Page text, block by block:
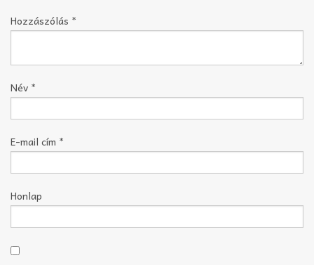
Hozzászólás *
Név *
E-mail cím *
Honlap